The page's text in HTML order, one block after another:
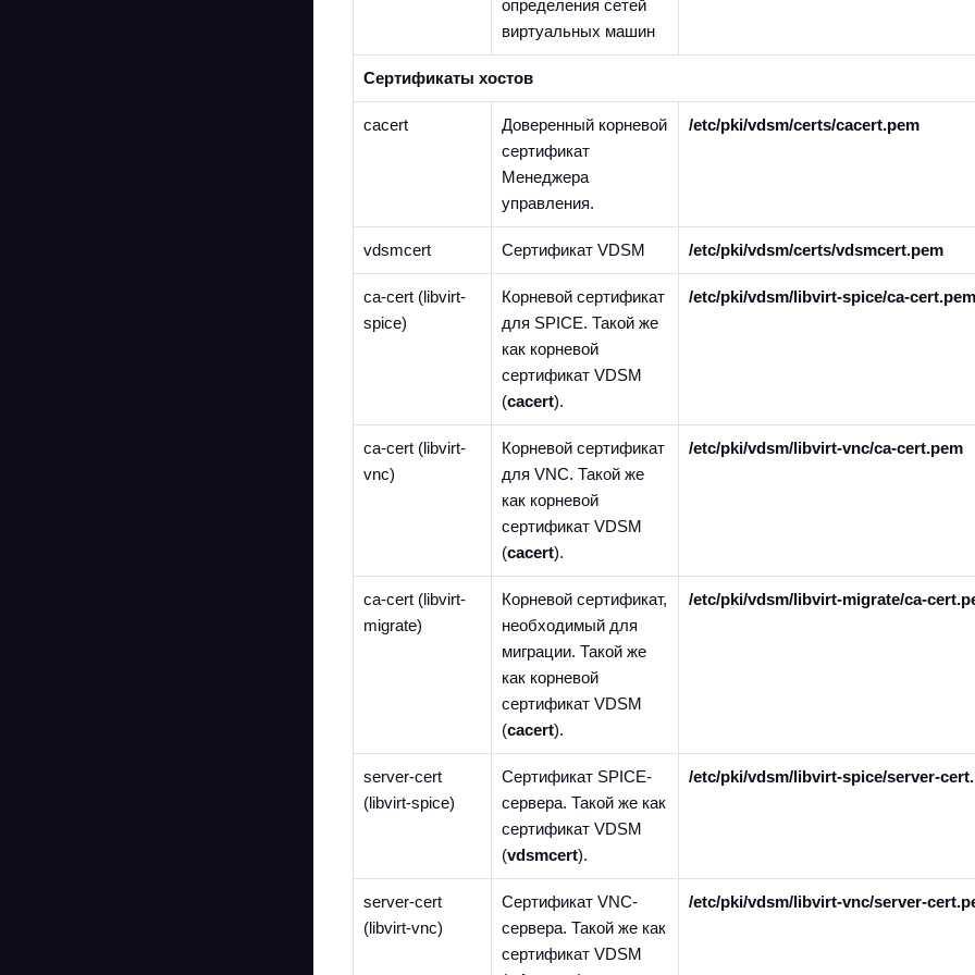
определения сетей
виртуальных машин
Сертификаты хостов
cacert
Доверенный корневой
сертификат
Менеджера
управления.
/etc/pki/vdsm/certs/cacert.pem
vdsmcert Сертификат VDSM /etc/pki/vdsm/certs/vdsmcert.pem
ca-cert (libvirt-
spice)
Корневой сертификат
для SPICE. Такой же
как корневой
сертификат VDSM
(cacert).
/etc/pki/vdsm/libvirt-spice/ca-cert.pem
ca-cert (libvirt-
vnc)
Корневой сертификат
для VNC. Такой же
как корневой
сертификат VDSM
(cacert).
/etc/pki/vdsm/libvirt-vnc/ca-cert.pem
ca-cert (libvirt-
migrate)
Корневой сертификат,
необходимый для
миграции. Такой же
как корневой
сертификат VDSM
(cacert).
/etc/pki/vdsm/libvirt-migrate/ca-
server-cert
(libvirt-spice)
Сертификат SPICE-
сервера. Такой же как
сертификат VDSM
(vdsmcert).
/etc/pki/vdsm/libvirt-spice/server-
server-cert
(libvirt-vnc)
Сертификат VNC-
сервера. Такой же как
сертификат VDSM
/etc/pki/vdsm/libvirt-vnc/server-